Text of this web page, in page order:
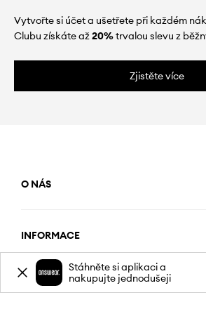
Vytvořte si účet a ušetřete při každém
Clubu získáte až20%trvalou slevu z
Zjistěte více
O NÁS
INFORMACE
SLUŽBY ZÁKAZNÍKŮM
Stáhněte si aplikaci a
nakupujte jednodušeji